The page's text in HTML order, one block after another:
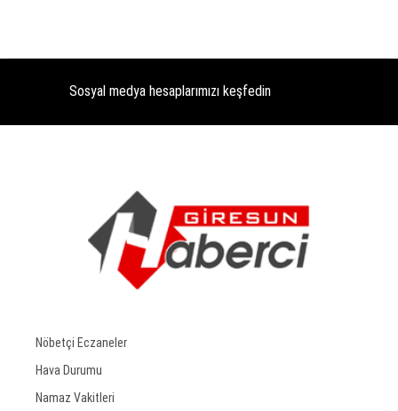
Sosyal medya hesaplarımızı keşfedin
Nöbetçi Eczaneler
Hava Durumu
Namaz Vakitleri